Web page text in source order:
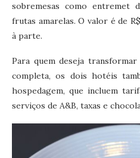
sobremesas como entremet
frutas amarelas. O valor é de
à parte.
Para quem deseja
completa, os dois hotéis
hospedagem, que incluem
serviços de A&B, taxas e